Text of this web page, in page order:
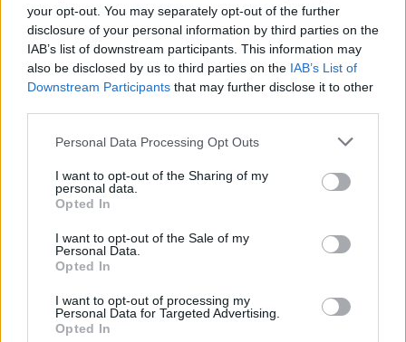
your opt-out. You may separately opt-out of the further
disclosure of your personal information by third parties on the
IAB’s list of downstream participants. This information may
also be disclosed by us to third parties on the IAB’s List of
Downstream Participants that may further disclose it to other
Please note that this website/app uses one or more Google
not limited to your visit or usage behaviour. You may click to
grant or deny consent to Google and its third-party tags to
use your data for below specified purposes in below Google
consent section.
Personal Data Processing Opt Outs
I want to opt-out of the Sharing of my
personal data.
Opted In
I want to opt-out of the Sale of my
Personal Data.
Opted In
I want to opt-out of processing my
Personal Data for Targeted Advertising.
Opted In
kabinetfőnök arról, hogy néz ki Bécs most, és hogy
nézhetne ki Budapest a jövőben.
Baleset-bűnügy
21 meghökkentő és bizarr balesetfotó az autózás
hőskorából
Amikor a mainál jóval kevesebb autó járta az utakat, jóval
nagyobb feltűnést keltettek a közlekedési balesetek.